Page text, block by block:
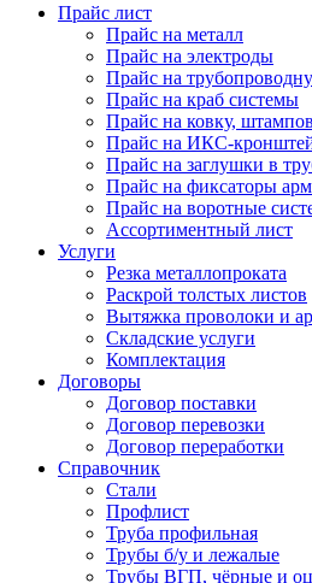
Прайс лист
Прайс на металл
Прайс на электроды
Прайс на
Прайс на краб системы
Прайс на ковку,
Прайс на ИКС-
Прайс на заглушки в
Прайс на фиксаторы
Прайс на воротные
Ассортиментный лист
Услуги
Резка металлопроката
Раскрой толстых листов
Вытяжка проволоки и
Складские услуги
Комплектация
Договоры
Договор поставки
Договор перевозки
Договор переработки
Справочник
Стали
Профлист
Труба профильная
Трубы б/у и лежалые
Трубы ВГП, чёрные и